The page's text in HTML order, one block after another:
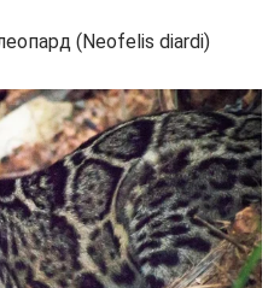
(Neofelis diardi)